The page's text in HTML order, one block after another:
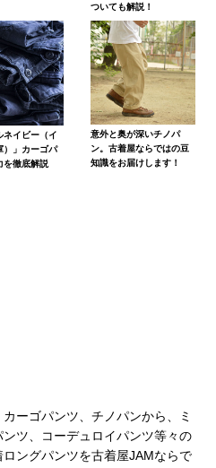
ついても解説！
ネイビー（イ
）」カーゴパ
を徹底解説
意外と奥が深いチノパ
ン。古着屋ならではの豆
知識をお届けします！
ーゴパンツ、チノパンから、ミ
ツ、コーデュロイパンツ等々の
ングパンツを古着屋JAMならで